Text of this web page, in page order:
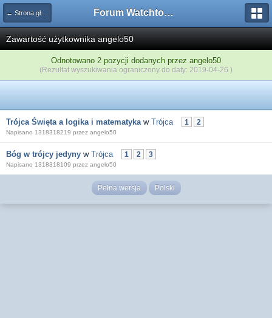
← Strona główna Forum Watchtower
Zawartość użytkownika angelo50
Odnotowano 2 pozycji dodanych przez angelo50
(Rezultat wyszukiwania ograniczony do daty: 2019-04-26 )
Trójca Święta a logika i matematykaw Trójca 1 2
Napisano 1318318219 przez angelo50
Bóg w trójcy jedyny w Trójca 1 2 3
Napisano 1318318109 przez angelo50
Pełna wersja Polski